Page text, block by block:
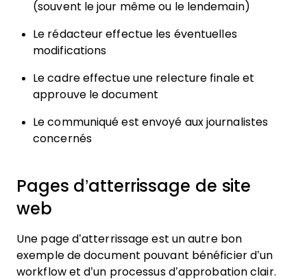
(souvent le jour même ou le lendemain)
Le rédacteur effectue les éventuelles
modifications
Le cadre effectue une relecture finale et
approuve le document
Le communiqué est envoyé aux journalistes
concernés
Pages d’atterrissage de site
web
Une page d’atterrissage est un autre bon
exemple de document pouvant bénéficier d’un
workflow et d’un processus d’approbation clair.